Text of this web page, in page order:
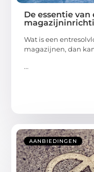
De essentie
Wat is een
magazijnen, dan
...
AANBIEDINGEN